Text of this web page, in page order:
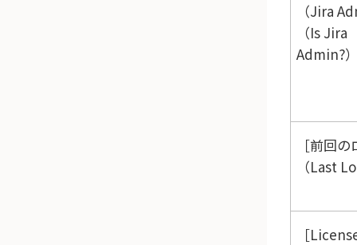
（Jira
（Is Jira
Admin?
前回の
（Last